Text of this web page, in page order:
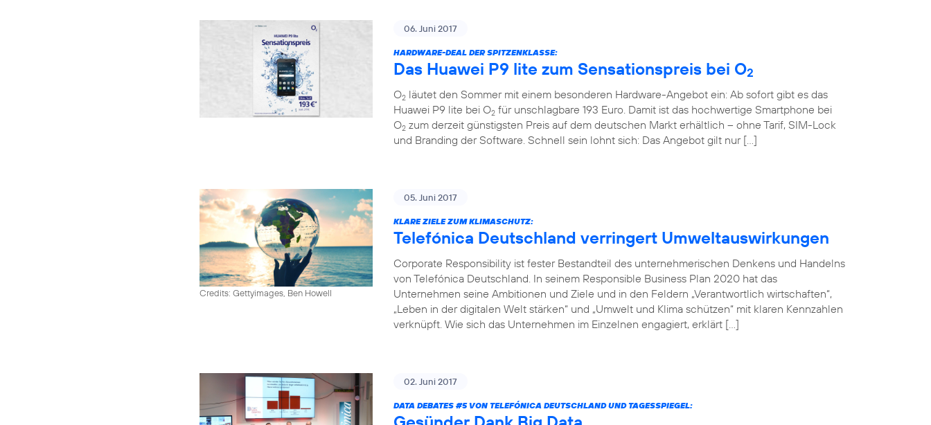
06. Juni 2017
HARDWARE-DEAL DER SPITZENKLASSE:
Das Huawei P9 lite zum Sensationspreis bei O2
O2 läutet den Sommer mit einem besonderen Hardware-Angebot ein: Ab sofort gibt es das
Huawei P9 lite bei O2 für unschlagbare 193 Euro. Damit ist das hochwertige Smartphone bei
O2 zum derzeit günstigsten Preis auf dem deutschen Markt erhältlich – ohne Tarif, SIM-Lock
und Branding der Software. Schnell sein lohnt sich: Das Angebot gilt nur […]
Credits: Gettyimages, Ben Howell
05. Juni 2017
KLARE ZIELE ZUM KLIMASCHUTZ:
Telefónica Deutschland verringert Umweltauswirkungen
Corporate Responsibility ist fester Bestandteil des unternehmerischen Denkens und Handelns
von Telefónica Deutschland. In seinem Responsible Business Plan 2020 hat das
Unternehmen seine Ambitionen und Ziele und in den Feldern „Verantwortlich wirtschaften“,
„Leben in der digitalen Welt stärken“ und „Umwelt und Klima schützen“ mit klaren Kennzahlen
verknüpft. Wie sich das Unternehmen im Einzelnen engagiert, erklärt […]
02. Juni 2017
DATA DEBATES #5VON TELEFÓNICA DEUTSCHLAND UND TAGESSPIEGEL: